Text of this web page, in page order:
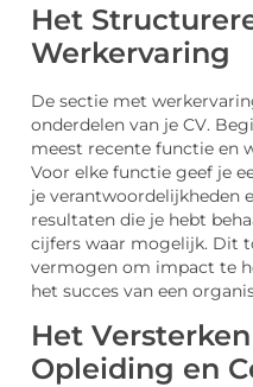
Het
Werkervaring
De sectie met
onderdelen van je CV.
meest recente functie en
Voor elke functie geef je
je verantwoordelijkheden
resultaten die je hebt
cijfers waar mogelijk. Dit
vermogen om impact te
het succes van een
Het
Opleiding en